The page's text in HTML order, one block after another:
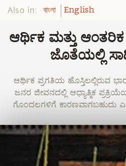
Also in: বাংলা English
ಆರ್ಥಿಕ ಮತ್ತು
ಜೊತೆಯಲ್ಲಿ
ಆರ್ಥಿಕ ಪ್ರಗತಿಯ ಹೊಸ್ತಿಲಲ್ಲಿರುವ
ಜನರ ಜೀವನದಲ್ಲಿ ಆಧ್ಯಾತ್ಮಿಕ
ಗೊಂದಲಗಳಿಗೆ ಕಾರಣವಾಗಬಹುದು